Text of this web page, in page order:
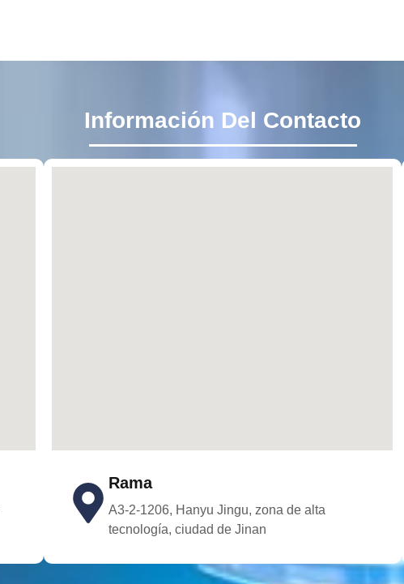
Información Del Contacto
Rama
A3-2-1206, Hanyu Jingu, zona de alta
tecnología, ciudad de Jinan